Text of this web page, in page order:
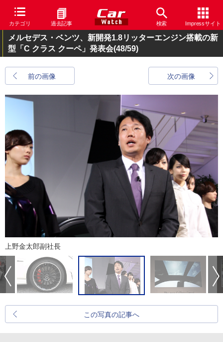
カテゴリ 過去記事 検索 Impressサイト
メルセデス・ベンツ、新開発1.8リッターエンジン搭載の新
型「C クラス クーペ」発表会(48/59)
前の画像 次の画像
上野金太郎副社長
この写真の記事へ